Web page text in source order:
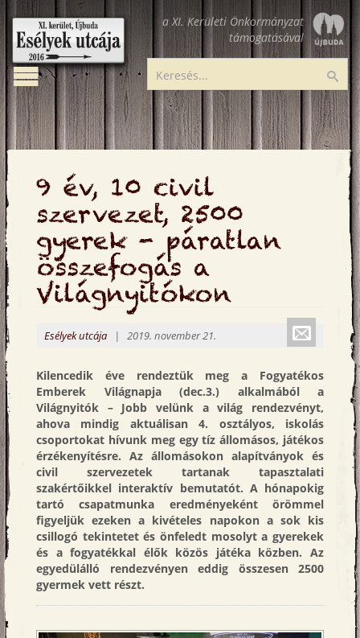
Ugrás
tartalomra
Esélyek
utcája
a XI. Kerületi Önkormányzat
támogatásával
Toggle
navigation
9 év, 10 civil
szervezet, 2500
gyerek - páratlan
összefogás a
Világnyitókon
Esélyek utcája | 2019. november 21.
Kilencedik éve rendeztük meg a Fogyatékos
Emberek Világnapja (dec.3.) alkalmából a
Világnyitók – Jobb velünk a világ rendezvényt,
ahova mindig aktuálisan 4. osztályos, iskolás
csoportokat hívunk meg egy tíz állomásos, játékos
érzékenyítésre. Az állomásokon alapítványok és
civil szervezetek tartanak tapasztalati
szakértőikkel interaktív bemutatót. A hónapokig
tartó csapatmunka eredményeként örömmel
figyeljük ezeken a kivételes napokon a sok kis
csillogó tekintetet és önfeledt mosolyt a gyerekek
és a fogyatékkal élők közös játéka közben. Az
egyedülálló rendezvényen eddig összesen 2500
gyermek vett részt.